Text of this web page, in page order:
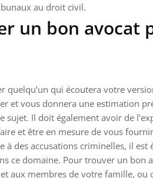
au droit civil.
un bon avocat
quelqu’un qui écoutera votre
et vous donnera une estimation
sujet. Il doit également avoir de
et être en mesure de vous
à des accusations criminelles, il
ce domaine. Pour trouver un bon
aux membres de votre famille, ou